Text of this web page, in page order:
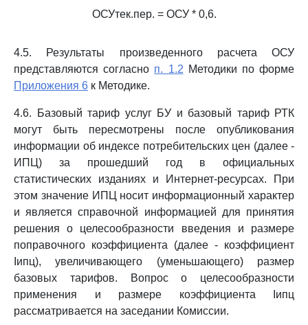
ОСУтек.пер. = ОСУ * 0,6.
4.5. Результаты произведенного расчета ОСУ
представляются согласно п. 1.2 Методики по форме
Приложения 6 к Методике.
4.6. Базовый тариф услуг БУ и базовый тариф РТК
могут быть пересмотрены после опубликования
информации об индексе потребительских цен (далее -
ИПЦ) за прошедший год в официальных
статистических изданиях и Интернет-ресурсах. При
этом значение ИПЦ носит информационный характер
и является справочной информацией для принятия
решения о целесообразности введения и размере
поправочного коэффициента (далее - коэффициент
Iипц), увеличивающего (уменьшающего) размер
базовых тарифов. Вопрос о целесообразности
применения и размере коэффициента Iипц
рассматривается на заседании Комиссии.